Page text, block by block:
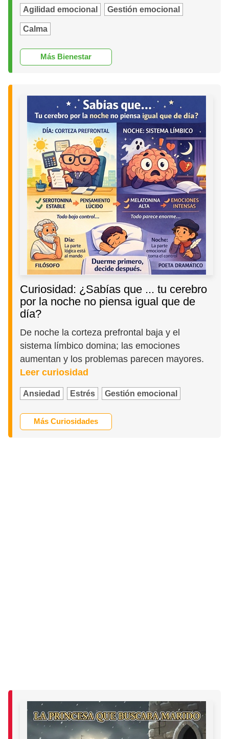
Agilidad emocional Gestión emocional
Calma
Más Bienestar
Curiosidad: ¿Sabías que ... tu cerebro
por la noche no piensa igual que de
día?
De noche la corteza prefrontal baja y el
sistema límbico domina; las emociones
aumentan y los problemas parecen mayores.
Leer curiosidad
Ansiedad Estrés Gestión emocional
Más Curiosidades